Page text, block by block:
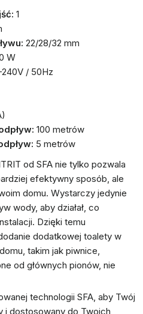
1
22/28/32 mm
W
/ 50Hz
100 metrów
5 metrów
od SFA nie tylko pozwala
efektywny sposób, ale
domu. Wystarczy jedynie
wody, aby działał, co
Dzięki temu
dodatkowej toalety w
takim jak piwnice,
od głównych pionów, nie
technologii SFA, aby Twój
i dostosowany do Twoich